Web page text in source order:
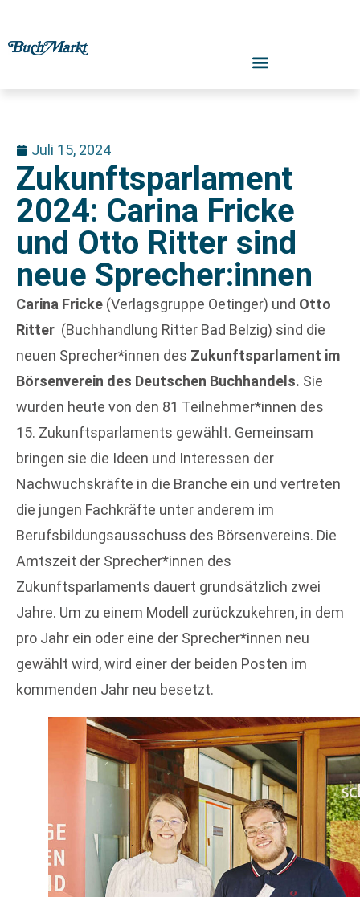
Juli 15, 2024
Zukunftsparlament
2024: Carina Fricke
und Otto Ritter sind
neue Sprecher:innen
Carina Fricke (Verlagsgruppe Oetinger) und Otto
Ritter (Buchhandlung Ritter Bad Belzig) sind die
neuen Sprecher*innen des Zukunftsparlament im
Börsenverein des Deutschen Buchhandels. Sie
wurden heute von den 81 Teilnehmer*innen des
15. Zukunftsparlaments gewählt. Gemeinsam
bringen sie die Ideen und Interessen der
Nachwuchskräfte in die Branche ein und vertreten
die jungen Fachkräfte unter anderem im
Berufsbildungsausschuss des Börsenvereins. Die
Amtszeit der Sprecher*innen des
Zukunftsparlaments dauert grundsätzlich zwei
Jahre. Um zu einem Modell zurückzukehren, in dem
pro Jahr ein oder eine der Sprecher*innen neu
gewählt wird, wird einer der beiden Posten im
kommenden Jahr neu besetzt.